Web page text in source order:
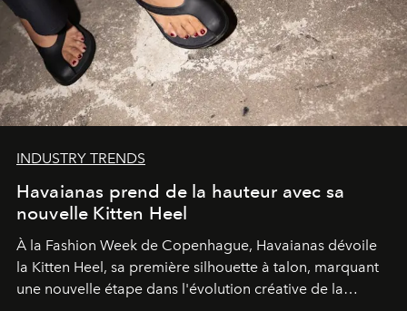
INDUSTRY TRENDS
Havaianas prend de la hauteur avec sa
nouvelle Kitten Heel
À la Fashion Week de Copenhague, Havaianas dévoile
la Kitten Heel, sa première silhouette à talon, marquant
une nouvelle étape dans l'évolution créative de la